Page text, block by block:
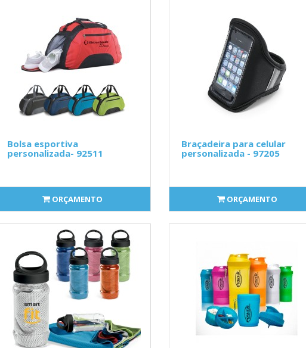
Bolsa esportiva
personalizada- 92511
ORÇAMENTO
Braçadeira para celular
personalizada - 97205
ORÇAMENTO